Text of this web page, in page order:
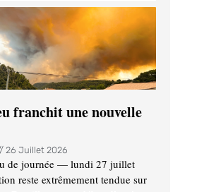
franchit une nouvelle
26 Juillet 2026
de journée — lundi 27 juillet
reste extrêmement tendue sur